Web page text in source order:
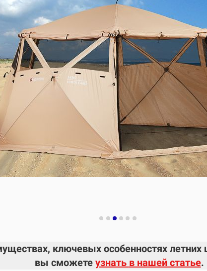
ключевых особенностях летних
вы сможете узнать в нашей статье.